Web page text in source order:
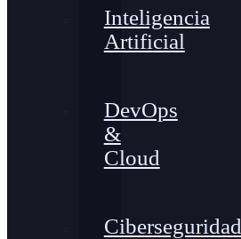
Inteligencia
Artificial
DevOps
&
Cloud
Ciberseguridad